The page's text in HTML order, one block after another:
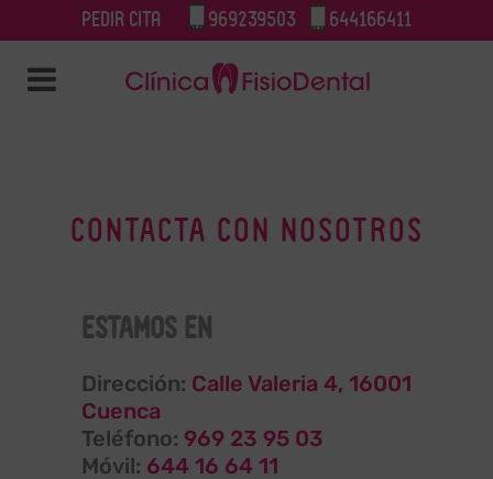
Pedir cita 969239503 644166411
CONTACTA CON NOSOTROS
ESTAMOS EN
Dirección: Calle Valeria 4, 16001
Cuenca
Teléfono: 969 23 95 03
Móvil: 644 16 64 11